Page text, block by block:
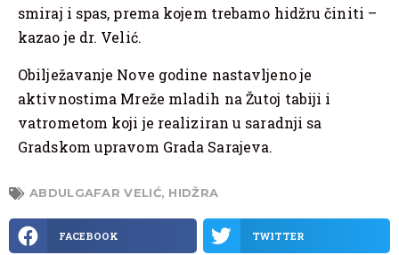
smiraj i spas, prema kojem trebamo hidžru činiti –
kazao je dr. Velić.
Obilježavanje Nove godine nastavljeno je
aktivnostima Mreže mladih na Žutoj tabiji i
vatrometom koji je realiziran u saradnji sa
Gradskom upravom Grada Sarajeva.
ABDULGAFAR VELIĆ, HIDŽRA
FACEBOOK TWITTER